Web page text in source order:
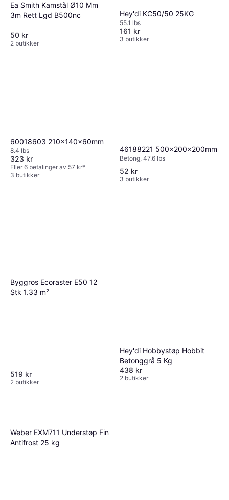
Ea Smith Kamstål Ø10 Mm
3m Rett Lgd B500nc
50 kr
2 butikker
Hey'di KC50/50 25KG
55.1 lbs
161 kr
3 butikker
60018603 210x140x60mm
8.4 lbs
323 kr
Eller 6 betalinger av 57 kr*
3 butikker
46188221 500x200x200mm
Betong, 47.6 lbs
52 kr
3 butikker
Byggros Ecoraster E50 12
Stk 1.33 m²
519 kr
2 butikker
Hey'di Hobbystøp Hobbit
Betonggrå 5 Kg
438 kr
2 butikker
Weber EXM711 Understøp Fin
Antifrost 25 kg